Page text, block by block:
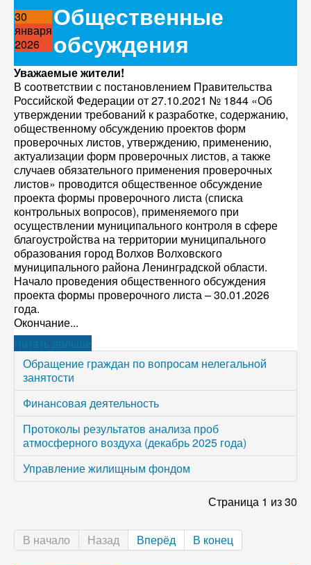
30
января
2026
Общественные
обсуждения
Уважаемые жители!
В соответствии с постановлением Правительства
Российской Федерации от 27.10.2021 № 1844 «Об
утверждении требований к разработке, содержанию,
общественному обсуждению проектов форм
проверочных листов, утверждению, применению,
актуализации форм проверочных листов, а также
случаев обязательного применения проверочных
листов» проводится общественное обсуждение
проекта формы проверочного листа (списка
контрольных вопросов), применяемого при
осуществлении муниципального контроля в сфере
благоустройства на территории муниципального
образования город Волхов Волховского
муниципального района Ленинградской области.
Начало проведения общественного обсуждения
проекта формы проверочного листа – 30.01.2026
года.
Окончание...
Читать дальше
Обращение граждан по вопросам нелегальной
занятости
Финансовая деятельность
Протоколы результатов анализа проб
атмосферного воздуха (декабрь 2025 года)
Управление жилищным фондом
Страница 1 из 30
В начало Назад Вперёд В конец